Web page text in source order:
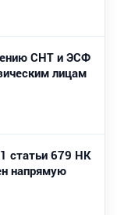
СНТ и ЭСФ
лицам
статьи 679 НК
напрямую